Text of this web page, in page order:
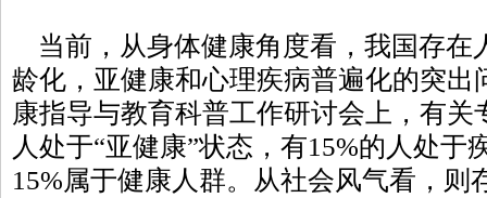
当前，从身体健康角度看，我国存在
龄化，亚健康和心理疾病普遍化的突出
康指导与教育科普工作研讨会上，有关
人处于“亚健康”状态，有15%的人处于
15%属于健康人群。从社会风气看，则